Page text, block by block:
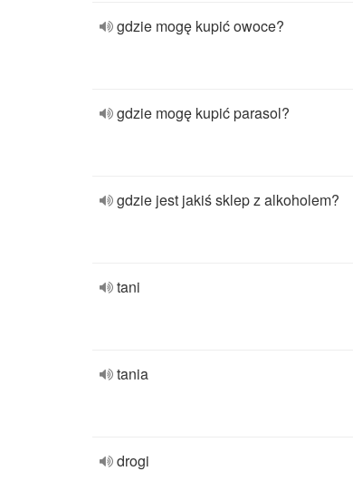
gdzie mogę kupić owoce?
gdzie mogę kupić parasol?
gdzie jest jakiś sklep z alkoholem?
tani
tania
drogi